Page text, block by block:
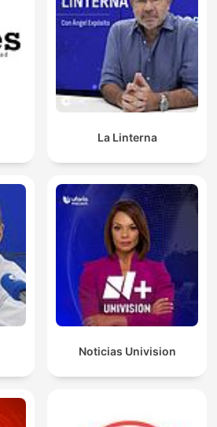
La Linterna
Noticias Univision